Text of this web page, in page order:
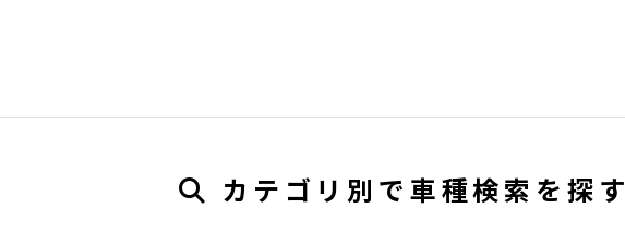
カテゴリ別で車種検索を探す